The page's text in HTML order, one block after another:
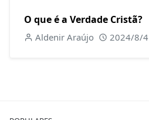
O que é a Verdade Cristã?
Aldenir Araújo 2024/8/4